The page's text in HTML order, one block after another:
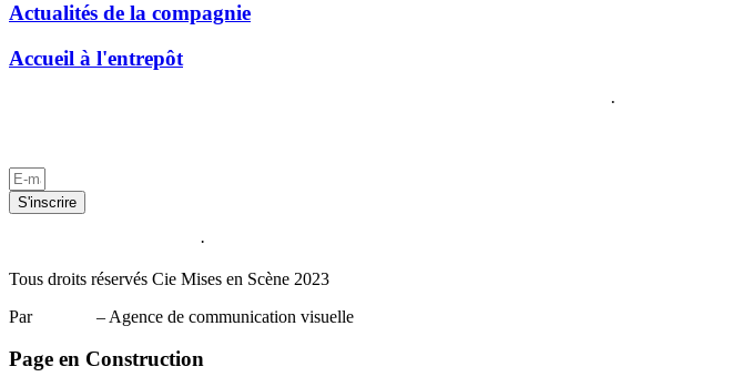
Actualités de la compagnie
Accueil à l'entrepôt
·
S'inscrire
·
Tous droits réservés Cie Mises en Scène 2023
Par
– Agence de communication visuelle
Page en Construction